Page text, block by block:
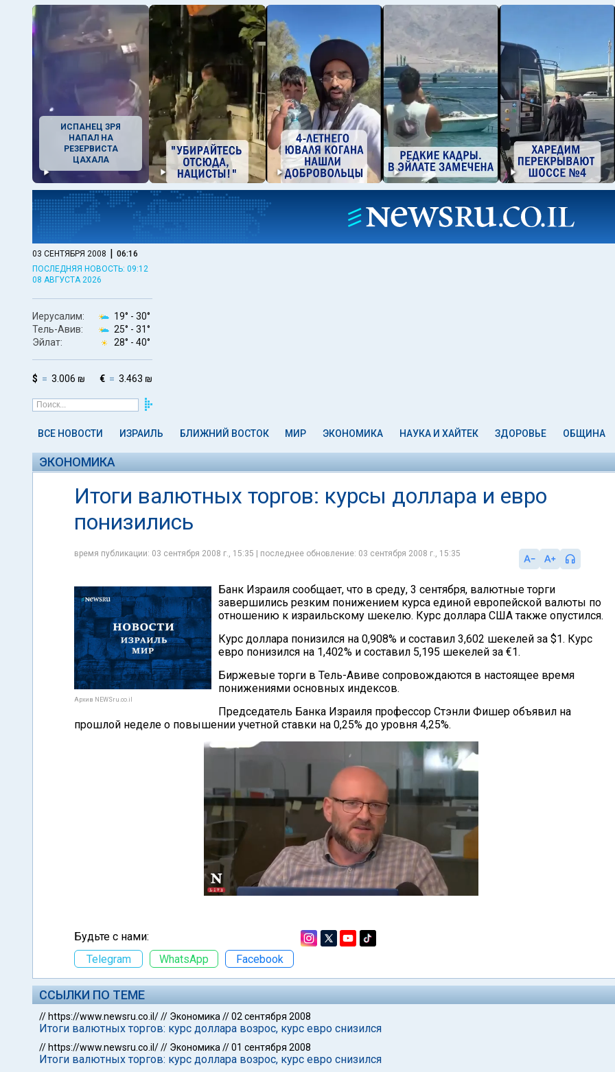
ИСПАНЕЦ ЗРЯ
НАПАЛ НА
РЕЗЕРВИСТА
ЦАХАЛА
03 СЕНТЯБРЯ 2008 | 06:16
ПОСЛЕДНЯЯ НОВОСТЬ: 09:12
08 АВГУСТА 2026
Иерусалим: 19° - 30°
Тель-Авив:
25° - 31°
Эйлат:
28° - 40°
$ 3.006 ₪ € 3.463 ₪
ВСЕ НОВОСТИ ИЗРАИЛЬ БЛИЖНИЙ ВОСТОК МИР ЭКОНОМИКА НАУКА И ХАЙТЕК ЗДОРОВЬЕ ОБЩИНА
ЭКОНОМИКА
Итоги валютных торгов: курсы доллара и евро
понизились
время публикации: 03 сентября 2008 г., 15:35 | последнее обновление: 03 сентября 2008 г., 15:35
Архив NEWSru.co.il
Банк Израиля сообщает, что в среду, 3 сентября, валютные торги
завершились резким понижением курса единой европейской валюты по
отношению к израильскому шекелю. Курс доллара США также опустился.
Курс доллара понизился на 0,908% и составил 3,602 шекелей за $1. Курс
евро понизился на 1,402% и составил 5,195 шекелей за €1.
Биржевые торги в Тель-Авиве сопровождаются в настоящее время
понижениями основных индексов.
Председатель Банка Израиля профессор Стэнли Фишер объявил на
прошлой неделе о повышении учетной ставки на 0,25% до уровня 4,25%.
Будьте с нами:
Telegram
WhatsApp Facebook
ССЫЛКИ ПО ТЕМЕ
// https://www.newsru.co.il/// Экономика //02 сентября 2008
Итоги валютных торгов: курс доллара возрос, курс евро снизился
// https://www.newsru.co.il/// Экономика //01 сентября 2008
Итоги валютных торгов: курс доллара возрос, курс евро снизился